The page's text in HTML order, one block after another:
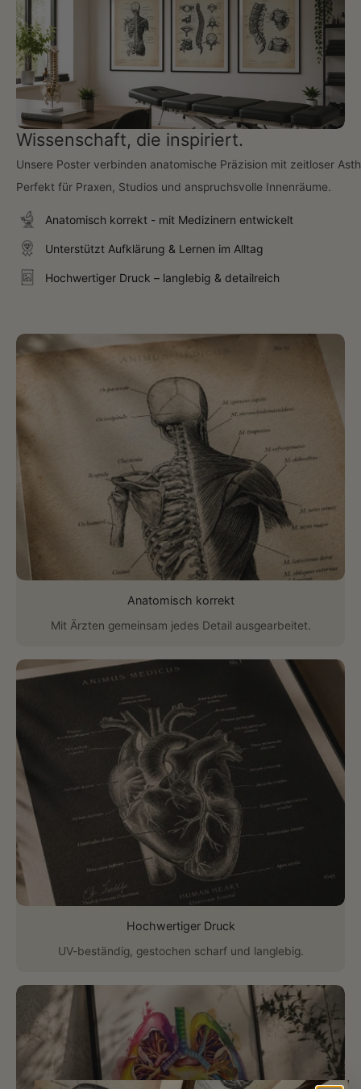
Wissenschaft, die inspiriert.
Unsere Poster verbinden anatomische Präzision mit zeitloser
Perfekt für Praxen, Studios und anspruchsvolle Innenräume.
Anatomisch korrekt - mit Medizinern entwickelt
Unterstützt Aufklärung & Lernen im Alltag
Hochwertiger Druck – langlebig & detailreich
Anatomisch korrekt
Mit Ärzten gemeinsam jedes Detail ausgearbeitet.
Hochwertiger Druck
UV-beständig, gestochen scharf und langlebig.